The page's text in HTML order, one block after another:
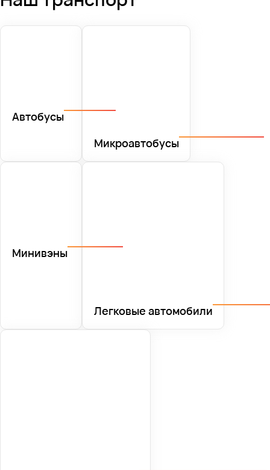
Автобусы
Микроавтобусы
Минивэны
Легковые автомобили